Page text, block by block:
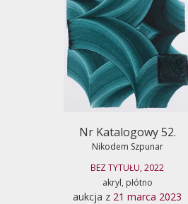
Nr Katalogowy 52.
Nikodem Szpunar
BEZ TYTUŁU, 2022
akryl, płótno
aukcja z 21 marca 2023